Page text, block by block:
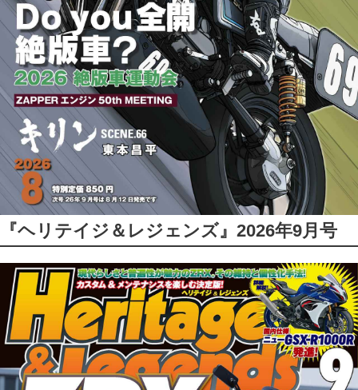
『ヘリテイジ＆レジェンズ』2026年9月号